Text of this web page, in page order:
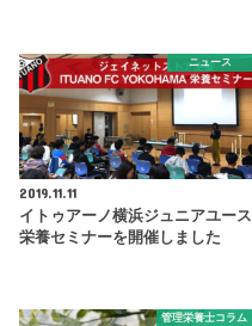
ニュース
2019.11.11
イトゥアーノ横浜ジュニアユース
栄養セミナーを開催しました
管理栄養士コラム